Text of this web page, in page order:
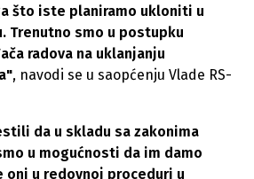
što iste planiramo ukloniti u
Trenutno smo u postupku
radova na uklanjanju
, navodi se u saopćenju Vlade RS-
da u skladu sa zakonima
u mogućnosti da im damo
oni u redovnoj proceduri u